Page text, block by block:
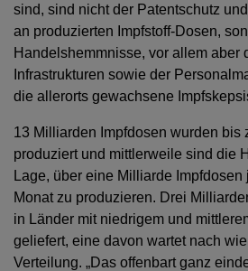
sind, sind nicht der Patentschutz
an produzierten Impfstoff-Dosen,
Handelshemmnisse, vor allem aber
Infrastrukturen sowie der
die allerorts gewachsene
13 Milliarden Impfdosen wurden bis
produziert und mittlerweile sind die
Lage, über eine Milliarde
Monat zu produzieren. Drei
in Länder mit niedrigem und
geliefert, eine davon wartet nach
Verteilung. „Das offenbart ganz